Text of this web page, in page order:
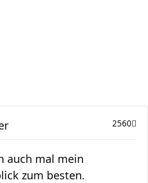
2560
auch mal mein
zum besten.